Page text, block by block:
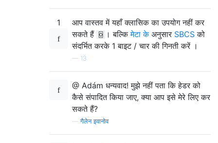
1
आप वास्तव में यहाँ क्लासिक का उपयोग नहीं कर
सकते हैं ⌺ । बल्किमेटा केअनुसार SBCS को
संदर्भित करके 1 बाइट / चार की गिनती करें ।
— 13
@ Adám धन्यवाद! मुझे नहीं पता कि हेडर को
कैसे संपादित किया जाए, क्या आप इसे मेरे लिए कर
सकते हैं?
—गैलेन इवानोव